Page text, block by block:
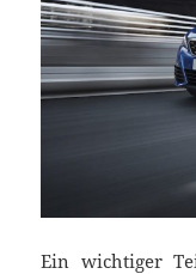
Ein wichtiger